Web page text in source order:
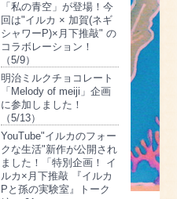
「私の青空」が登場！今
回は"イルカ × 加賀(ネギ
シャワーP)×月下推敲" の
コラボレーション！
（5/9）
明治ミルクチョコレート
「Melody of meiji」企画
に参加しました！
（5/13）
YouTube"イルカのフォー
クな生活"新作が公開され
ました！「特別企画！ イ
ルカ×月下推敲 『イルカ
Pと孫の実験室』トーク